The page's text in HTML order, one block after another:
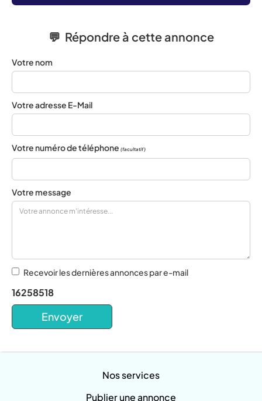
💬 Répondre à cette annonce
Votre nom
Votre adresse E-Mail
Votre numéro de téléphone (facultatif)
Votre message
Recevoir les dernières annonces par e-mail
16258518
Nos services
Publier une annonce